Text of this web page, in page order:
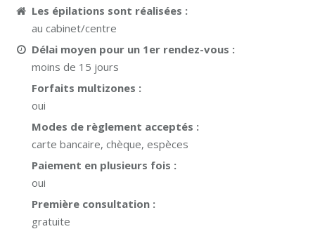
Les épilations sont réalisées :
au cabinet/centre
Délai moyen pour un 1er rendez-vous :
moins de 15 jours
Forfaits multizones :
oui
Modes de règlement acceptés :
carte bancaire, chèque, espèces
Paiement en plusieurs fois :
oui
Première consultation :
gratuite